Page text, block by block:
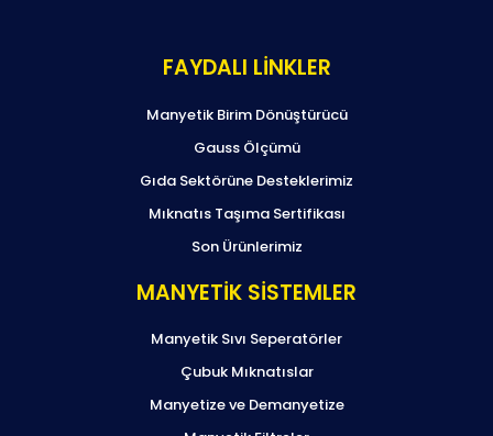
FAYDALI LİNKLER
Manyetik Birim Dönüştürücü
Gauss Ölçümü
Gıda Sektörüne Desteklerimiz
Mıknatıs Taşıma Sertifikası
Son Ürünlerimiz
MANYETİK SİSTEMLER
Manyetik Sıvı Seperatörler
Çubuk Mıknatıslar
Manyetize ve Demanyetize